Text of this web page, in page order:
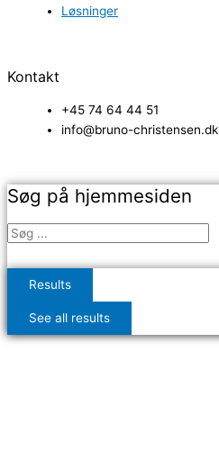
Løsninger
Kontakt
+45 74 64 44 51
info@bruno-christensen.dk
Søg på hjemmesiden
Results
See all results